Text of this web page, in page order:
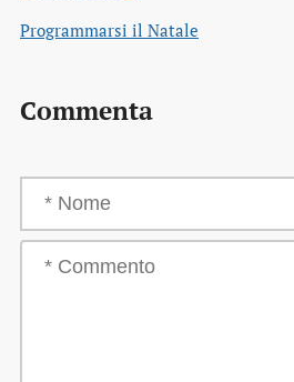
Programmarsi il Natale
Commenta